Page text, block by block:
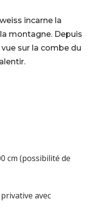
incarne la
montagne. Depuis
sur la combe du
cm (possibilité de
avec